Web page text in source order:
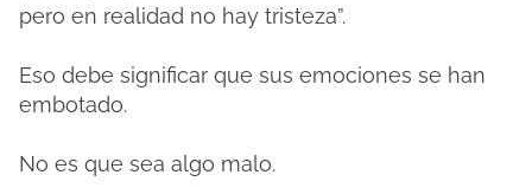
pero en realidad no hay tristeza”.
Eso debe significar que sus emociones se han
embotado.
No es que sea algo malo.